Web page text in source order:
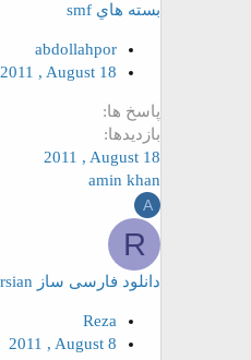
بسته هاي smf
abdollahpor
2011 , August 18
پاسخ ها
بازدیدها
2011 , August 18
amin khan
A
R
دانلود فارسی ساز smf 2.0 persian
Reza
2011 , August 8